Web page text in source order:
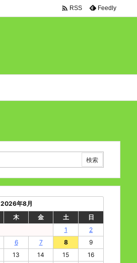
 RSS Feedly
2026年8月
木 金 土
日
1
2
6 7 8
9
13 14 15
16